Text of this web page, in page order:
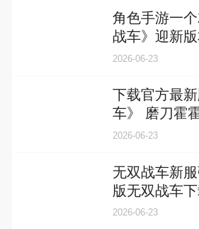
角色手游一
战车》迎新
服
2026-06-23
下载官方最
车》 磨刀霍
2026-06-23
无双战车新
版无双战车
2026-06-23